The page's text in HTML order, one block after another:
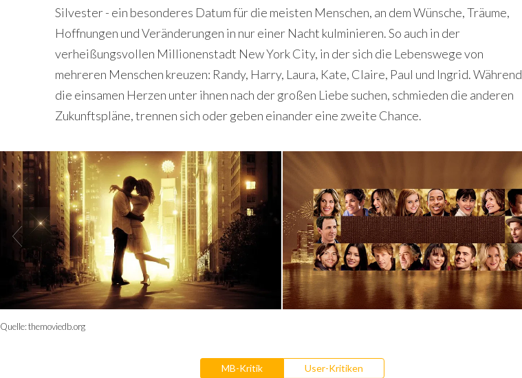
Silvester - ein besonderes Datum für die meisten Menschen, an dem Wünsche, Träume,
Hoffnungen und Veränderungen in nur einer Nacht kulminieren. So auch in der
verheißungsvollen Millionenstadt New York City, in der sich die Lebenswege von
mehreren Menschen kreuzen: Randy, Harry, Laura, Kate, Claire, Paul und Ingrid. Während
die einsamen Herzen unter ihnen nach der großen Liebe suchen, schmieden die anderen
Zukunftspläne, trennen sich oder geben einander eine zweite Chance.
Quelle:themoviedb.org
MB-Kritik User-Kritiken